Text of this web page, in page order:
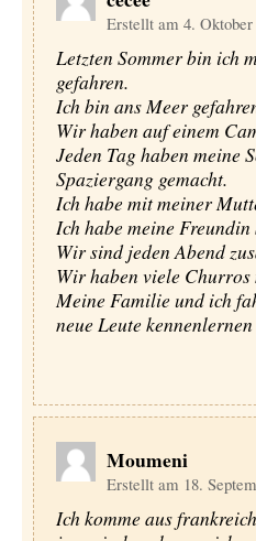
Erstellt am 4. Oktober
Letzten Sommer bin ich
gefahren.
Ich bin ans Meer
Wir haben auf einem
Jeden Tag haben meine
Spaziergang gemacht.
Ich habe mit meiner
Ich habe meine Freundin
Wir sind jeden Abend
Wir haben viele Churros
Meine Familie und ich
neue Leute
Moumeni
Erstellt am 18.
Ich komme aus